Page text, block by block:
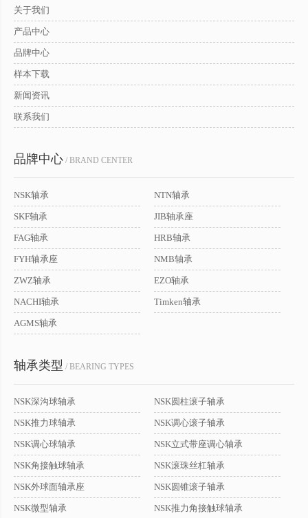
关于我们
产品中心
品牌中心
样本下载
新闻资讯
联系我们
品牌中心 / BRAND CENTER
NSK轴承 NTN轴承
SKF轴承 JIB轴承座
FAG轴承 HRB轴承
FYH轴承座 NMB轴承
ZWZ轴承 EZO轴承
NACHI轴承 Timken轴承
AGMS轴承
轴承类型 / BEARING TYPES
NSK深沟球轴承 NSK圆柱滚子轴承
NSK推力球轴承 NSK调心滚子轴承
NSK调心球轴承 NSK立式带座调心轴承
NSK角接触球轴承 NSK滚珠丝杠轴承
NSK外球面轴承座 NSK圆锥滚子轴承
NSK微型轴承 NSK推力角接触球轴承